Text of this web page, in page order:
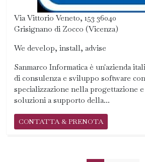
Via Vittorio Veneto, 153 36040
Grisignano di Zocco (Vicenza)
We develop, install, advise
Sanmarco Informatica è un'azienda
di consulenza e sviluppo software
specializzazione nella progettazione
soluzioni a supporto della...
CONTATTA & PRENOTA